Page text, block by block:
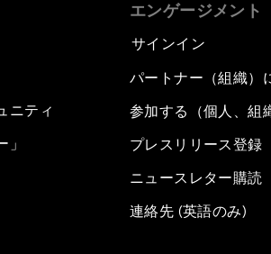
ニティ
エンゲージメント
サインイン
パートナー（組織）
参加する（個人、組
プレスリリース登録
ニュースレター購読
連絡先 (英語のみ)